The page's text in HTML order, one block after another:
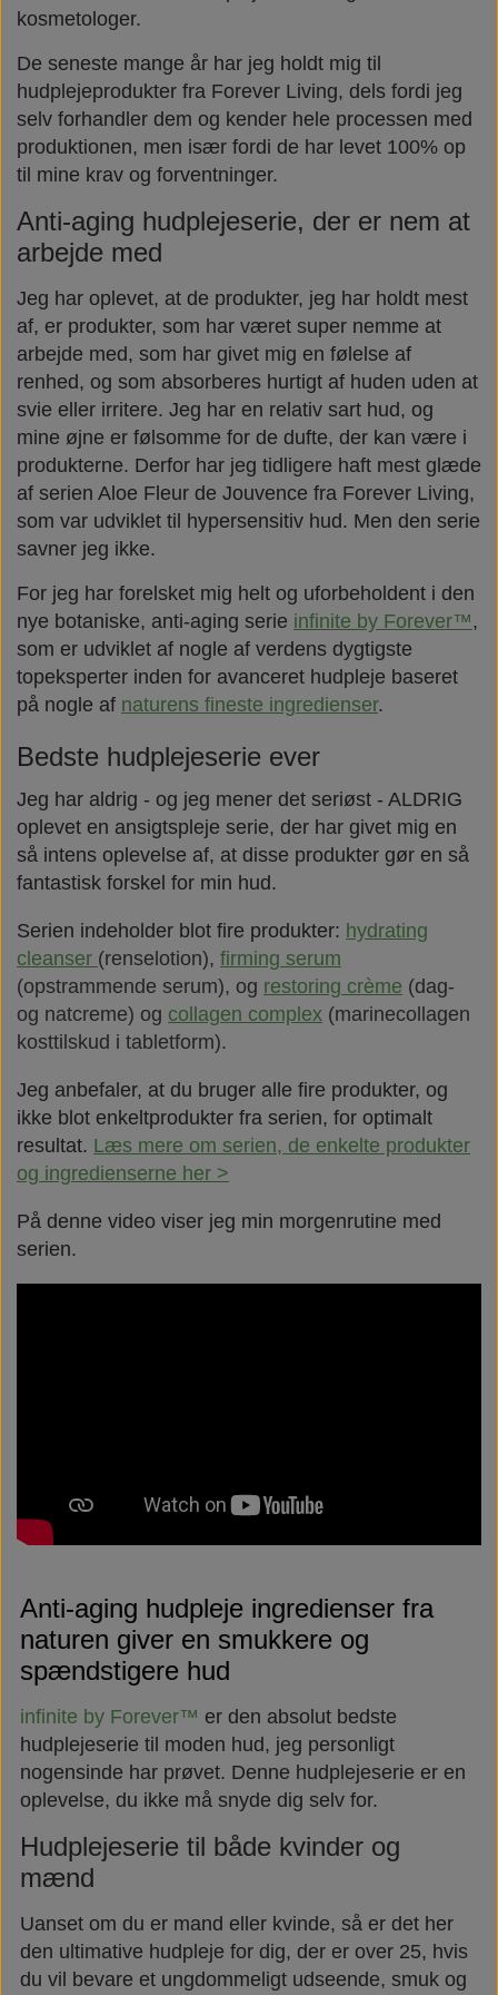
F.I.T. blog
Vegansk/vegetarisk
Solbeskyttelse
FAQ om ingredienser
kosmetologer.
De seneste mange år har jeg holdt mig til
hudplejeprodukter fra Forever Living, dels fordi jeg
selv forhandler dem og kender hele processen med
produktionen, men især fordi de har levet 100% op
til mine krav og forventninger.
Anti-aging hudplejeserie, der er nem at
arbejde med
Jeg har oplevet, at de produkter, jeg har holdt mest
af, er produkter, som har været super nemme at
arbejde med, som har givet mig en følelse af
renhed, og som absorberes hurtigt af huden uden at
svie eller irritere. Jeg har en relativ sart hud, og
mine øjne er følsomme for de dufte, der kan være i
produkterne. Derfor har jeg tidligere haft mest glæde
af serien Aloe Fleur de Jouvence fra Forever Living,
som var udviklet til hypersensitiv hud. Men den serie
savner jeg ikke.
For jeg har forelsket mig helt og uforbeholdent i den
nye botaniske, anti-aging serie infinite by Forever™,
som er udviklet af nogle af verdens dygtigste
topeksperter inden for avanceret hudpleje baseret
på nogle af naturens fineste ingredienser.
Bedste hudplejeserie ever
Jeg har aldrig - og jeg mener det seriøst - ALDRIG
oplevet en ansigtspleje serie, der har givet mig en
så intens oplevelse af, at disse produkter gør en så
fantastisk forskel for min hud.
Serien indeholder blot fire produkter: hydrating
cleanser (renselotion), firming serum
(opstrammende serum), og restoring crème (dag-
og natcreme) og collagen complex (marinecollagen
kosttilskud i tabletform).
Jeg anbefaler, at du bruger alle fire produkter, og
ikke blot enkeltprodukter fra serien, for optimalt
resultat. Læs mere om serien, de enkelte produkter
og ingredienserne her >
På denne video viser jeg min morgenrutine med
serien.
Anti-aging hudpleje ingredienser fra
naturen giver en smukkere og
spændstigere hud
infinite by Forever™ er den absolut bedste
hudplejeserie til moden hud, jeg personligt
nogensinde har prøvet. Denne hudplejeserie er en
oplevelse, du ikke må snyde dig selv for.
Hudplejeserie til både kvinder og
mænd
Uanset om du er mand eller kvinde, så er det her
den ultimative hudpleje for dig, der er over 25, hvis
du vil bevare et ungdommeligt udseende, smuk og